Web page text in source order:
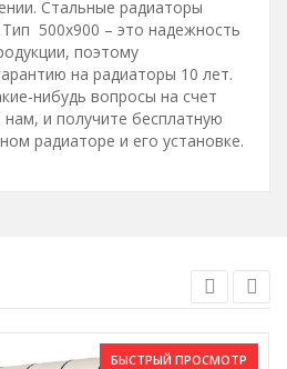
Стальные радиаторы
500х900 – это надежность
поэтому
на радиаторы 10 лет.
нибудь вопросы на счет
и получите бесплатную
радиаторе и его установке.
БЫСТРЫЙ ПРОСМОТР